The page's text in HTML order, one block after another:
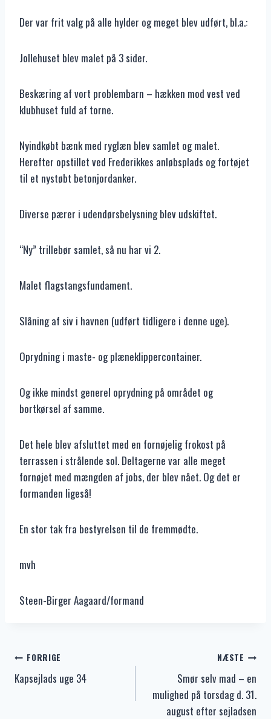
Der var frit valg på alle hylder og meget blev udført, bl.a.:
Jollehuset blev malet på 3 sider.
Beskæring af vort problembarn – hækken mod vest ved
klubhuset fuld af torne.
Nyindkøbt bænk med ryglæn blev samlet og malet.
Herefter opstillet ved Frederikkes anløbsplads og fortøjet
til et nystøbt betonjordanker.
Diverse pærer i udendørsbelysning blev udskiftet.
“Ny” trillebør samlet, så nu har vi 2.
Malet flagstangsfundament.
Slåning af siv i havnen (udført tidligere i denne uge).
Oprydning i maste- og plæneklippercontainer.
Og ikke mindst generel oprydning på området og
bortkørsel af samme.
Det hele blev afsluttet med en fornøjelig frokost på
terrassen i strålende sol. Deltagerne var alle meget
fornøjet med mængden af jobs, der blev nået. Og det er
formanden ligeså!
En stor tak fra bestyrelsen til de fremmødte.
mvh
Steen-Birger Aagaard/formand
Indlægsnavigation
FORRIGE
Kapsejlads uge 34
NÆSTE
Smør selv mad – en
mulighed på torsdag d. 31.
august efter sejladsen